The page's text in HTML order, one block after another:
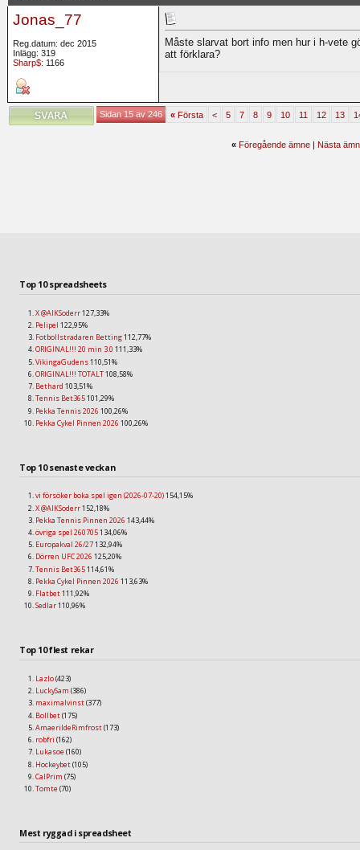
5        0    0    7
5        0    0    7
5        0    0    7
5        0    0    7
5        0    0    6
5        0    0    6
5        0    0    6
5        0    0    6
Jonas_77
Reg.datum: dec 2015
Inlägg: 319
Sharp$: 1166
Måste slarvat bort info men hur i h-vete
att förklara?
Sidan 15 av 246 «Första < 5 7 8 9 10 11 12 13
« Föregående ämne| Nästa
Top 10 spreadsheets
X @AIKSoderr127,33%
Pelipel 122,95%
Fotbollstradaren Betting112,77%
ORIGINAL!!! 20 min 3.0 111,33%
VikingaGudens110,51%
ORIGINAL!!! TOTALT108,58%
Bethard 103,51%
Tennis Bet365101,29%
Pekka Tennis 2026 100,26%
Pekka Cykel Pinnen 2026 100,26%
Top 10 senaste veckan
vi försöker boka spel igen (2026-07-20)154,15%
X @AIKSoderr152,18%
Pekka Tennis Pinnen 2026 143,44%
övriga spel 260705134,06%
Europakval 26/27132,94%
Dörren UFC 2026 125,20%
Tennis Bet365114,61%
Pekka Cykel Pinnen 2026 113,63%
Flatbet111,92%
Sedlar110,96%
Top 10 flest rekar
Lazlo(423)
LuckySam (386)
maximalvinst(377)
Bollbet(175)
AmaerildeRimfrost(173)
robfri (162)
Lukasoe (160)
Hockeybet(105)
CalPrim (75)
Tomte (70)
Mest ryggad i spreadsheet